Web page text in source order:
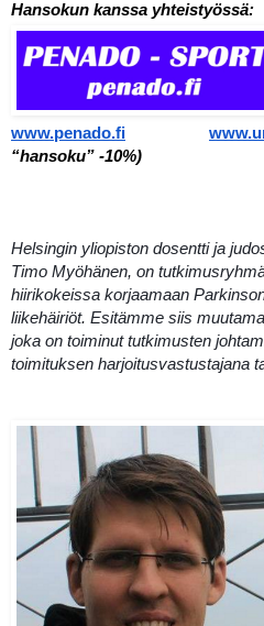
Hansokun kanssa yhteistyössä:
www.penado.fi
“hansoku” -10%)
Helsingin yliopiston dosentti ja
Timo Myöhänen, on
hiirikokeissa korjaamaan
liikehäiriöt. Esitämme siis
joka on toiminut tutkimusten
toimituksen harjoitusvastustajana